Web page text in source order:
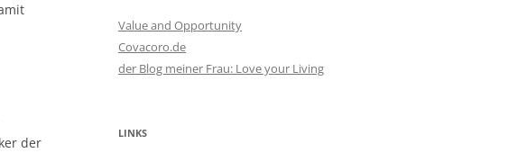
der
Value and Opportunity
Covacoro.de
der Blog meiner Frau: Love your Living
LINKS